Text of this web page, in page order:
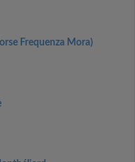
Frequenza Mora)